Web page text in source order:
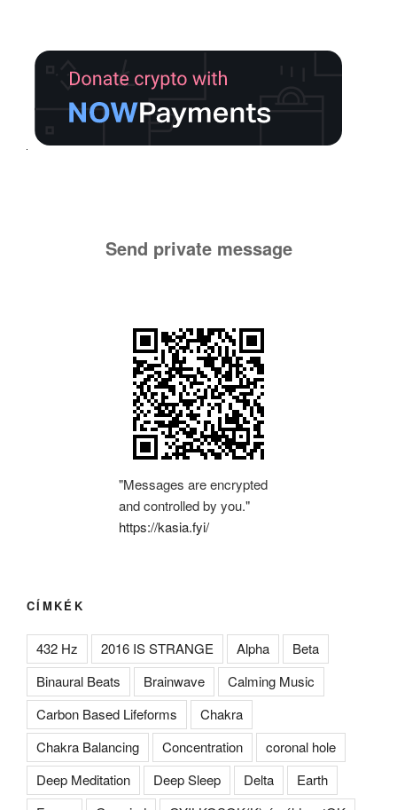
Send private message
"Messages are encrypted
and controlled by you."
https://kasia.fyi/
CÍMKÉK
432 Hz 2016 IS STRANGE Alpha
Beta
Binaural Beats
Brainwave
Calming Music
Carbon Based Lifeforms
Chakra
Chakra Balancing
Concentration
coronal hole
Deep Meditation
Deep Sleep Delta
Earth